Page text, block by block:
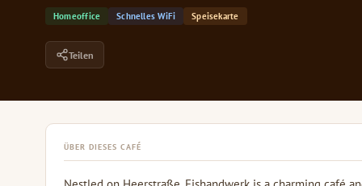
Homeoffice Schnelles WiFi Speisekarte
Teilen
ÜBER DIESES CAFÉ